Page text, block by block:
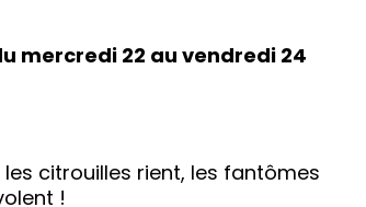
mercredi 22 au vendredi 24
citrouilles rient, les fantômes
!